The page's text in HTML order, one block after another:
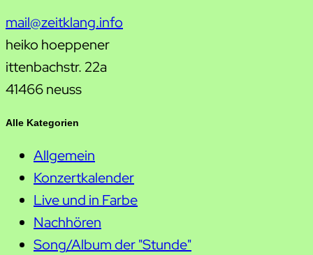
mail@zeitklang.info
heiko hoeppener
ittenbachstr. 22a
41466 neuss
Alle Kategorien
Allgemein
Konzertkalender
Live und in Farbe
Nachhören
Song/Album der "Stunde"